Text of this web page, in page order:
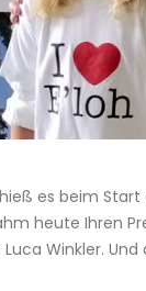
es beim
heute Ihren
Winkler.